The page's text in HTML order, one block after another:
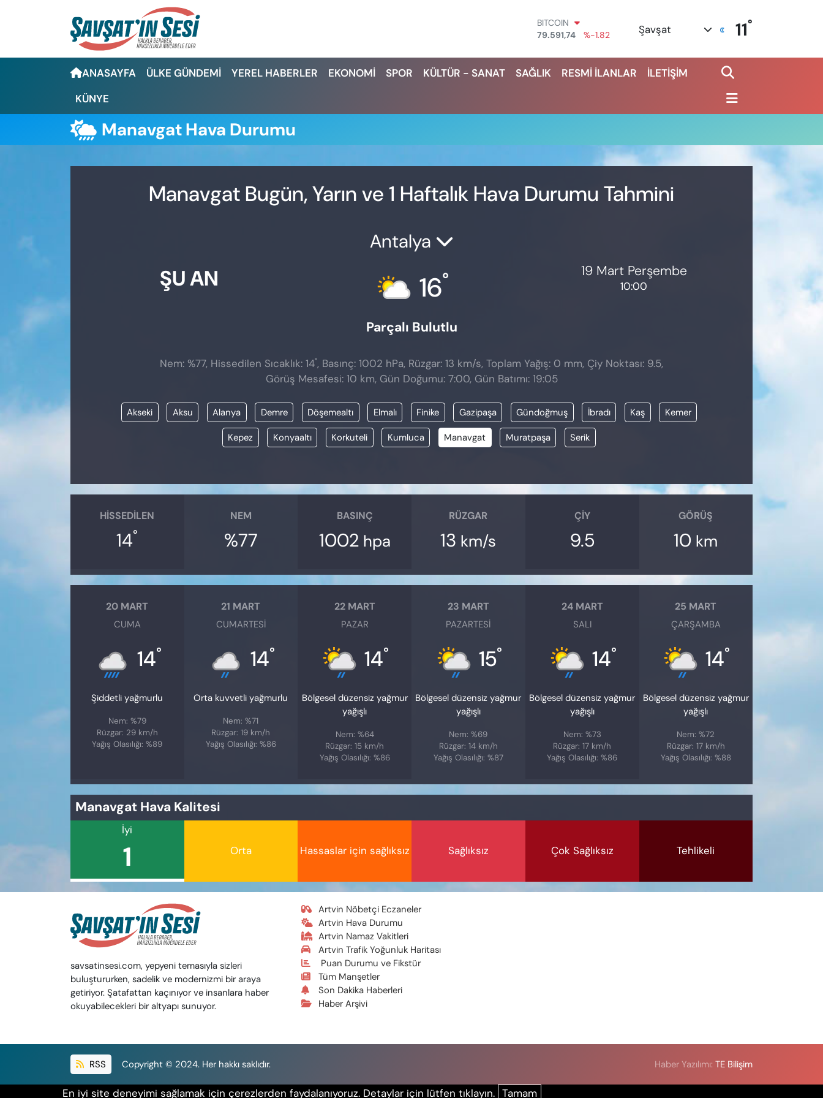
BITCOIN
79.591,74
%-1.82
45,43620
%0.02
EURO
Şavşat 11°
ANASAYFA ÜLKE GÜNDEMİ YEREL HABERLER EKONOMİ SPOR KÜLTÜR - SANAT SAĞLIK RESMİ İLANLAR
İLETİŞİM
KÜNYE
Manavgat Hava Durumu
Manavgat Bugün, Yarın ve 1 Haftalık Hava Durumu Tahmini
ŞU AN
Antalya
16°
Parçalı Bulutlu
19 Mart Perşembe
10:00
Nem: %77, Hissedilen Sıcaklık: 14°, Basınç: 1002 hPa, Rüzgar: 13 km/s, Toplam Yağış: 0 mm, Çiy Noktası: 9.5,
Görüş Mesafesi: 10 km, Gün Doğumu: 7:00, Gün Batımı: 19:05
Akseki Aksu Alanya Demre Döşemealtı Elmalı Finike Gazipaşa Gündoğmuş İbradı Kaş Kemer
Kepez Konyaaltı Korkuteli Kumluca Manavgat Muratpaşa Serik
HISSEDILEN
14°
NEM
%77
BASINÇ
1002 hpa
RÜZGAR
13 km/s
ÇIY
9.5
GÖRÜŞ
10 km
20 MART
CUMA
14°
Şiddetli yağmurlu
Nem: %79
Rüzgar: 29 km/h
Yağış Olasılığı: %89
21 MART
CUMARTESI
14°
Orta kuvvetli yağmurlu
Nem: %71
Rüzgar: 19 km/h
Yağış Olasılığı: %86
22 MART
PAZAR
14°
Bölgesel düzensiz yağmur
yağışlı
Nem: %64
Rüzgar: 15 km/h
Yağış Olasılığı: %86
23 MART
PAZARTESI
15°
Bölgesel düzensiz yağmur
yağışlı
Nem: %69
Rüzgar: 14 km/h
Yağış Olasılığı: %87
24 MART
SALI
14°
Bölgesel düzensiz yağmur
yağışlı
Nem: %73
Rüzgar: 17 km/h
Yağış Olasılığı: %86
25 MART
ÇARŞAMBA
14°
Bölgesel düzensiz yağmur
yağışlı
Nem: %72
Rüzgar: 17 km/h
Yağış Olasılığı: %88
Manavgat Hava Kalitesi
İyi
1 Orta Hassaslar için sağlıksız Sağlıksız Çok Sağlıksız Tehlikeli
savsatinsesi.com, yepyeni temasıyla sizleri
buluştururken, sadelik ve modernizmi bir araya
getiriyor. Şatafattan kaçınıyor ve insanlara haber
okuyabilecekleri bir altyapı sunuyor.
Artvin Nöbetçi Eczaneler
Artvin Hava Durumu
Artvin Namaz Vakitleri
Artvin Trafik Yoğunluk Haritası
Puan Durumu ve Fikstür
Tüm Manşetler
Son Dakika Haberleri
Haber Arşivi
RSS Copyright © 2024. Her hakkı saklıdır. Haber Yazılımı:TE Bilişim
En iyi site deneyimi sağlamak için çerezlerden faydalanıyoruz. Detaylar için lütfen tıklayın. Tamam
Artvin Nöbetçi Eczaneler
Artvin Hava Durumu
Artvin Trafik Yoğunluk Haritası